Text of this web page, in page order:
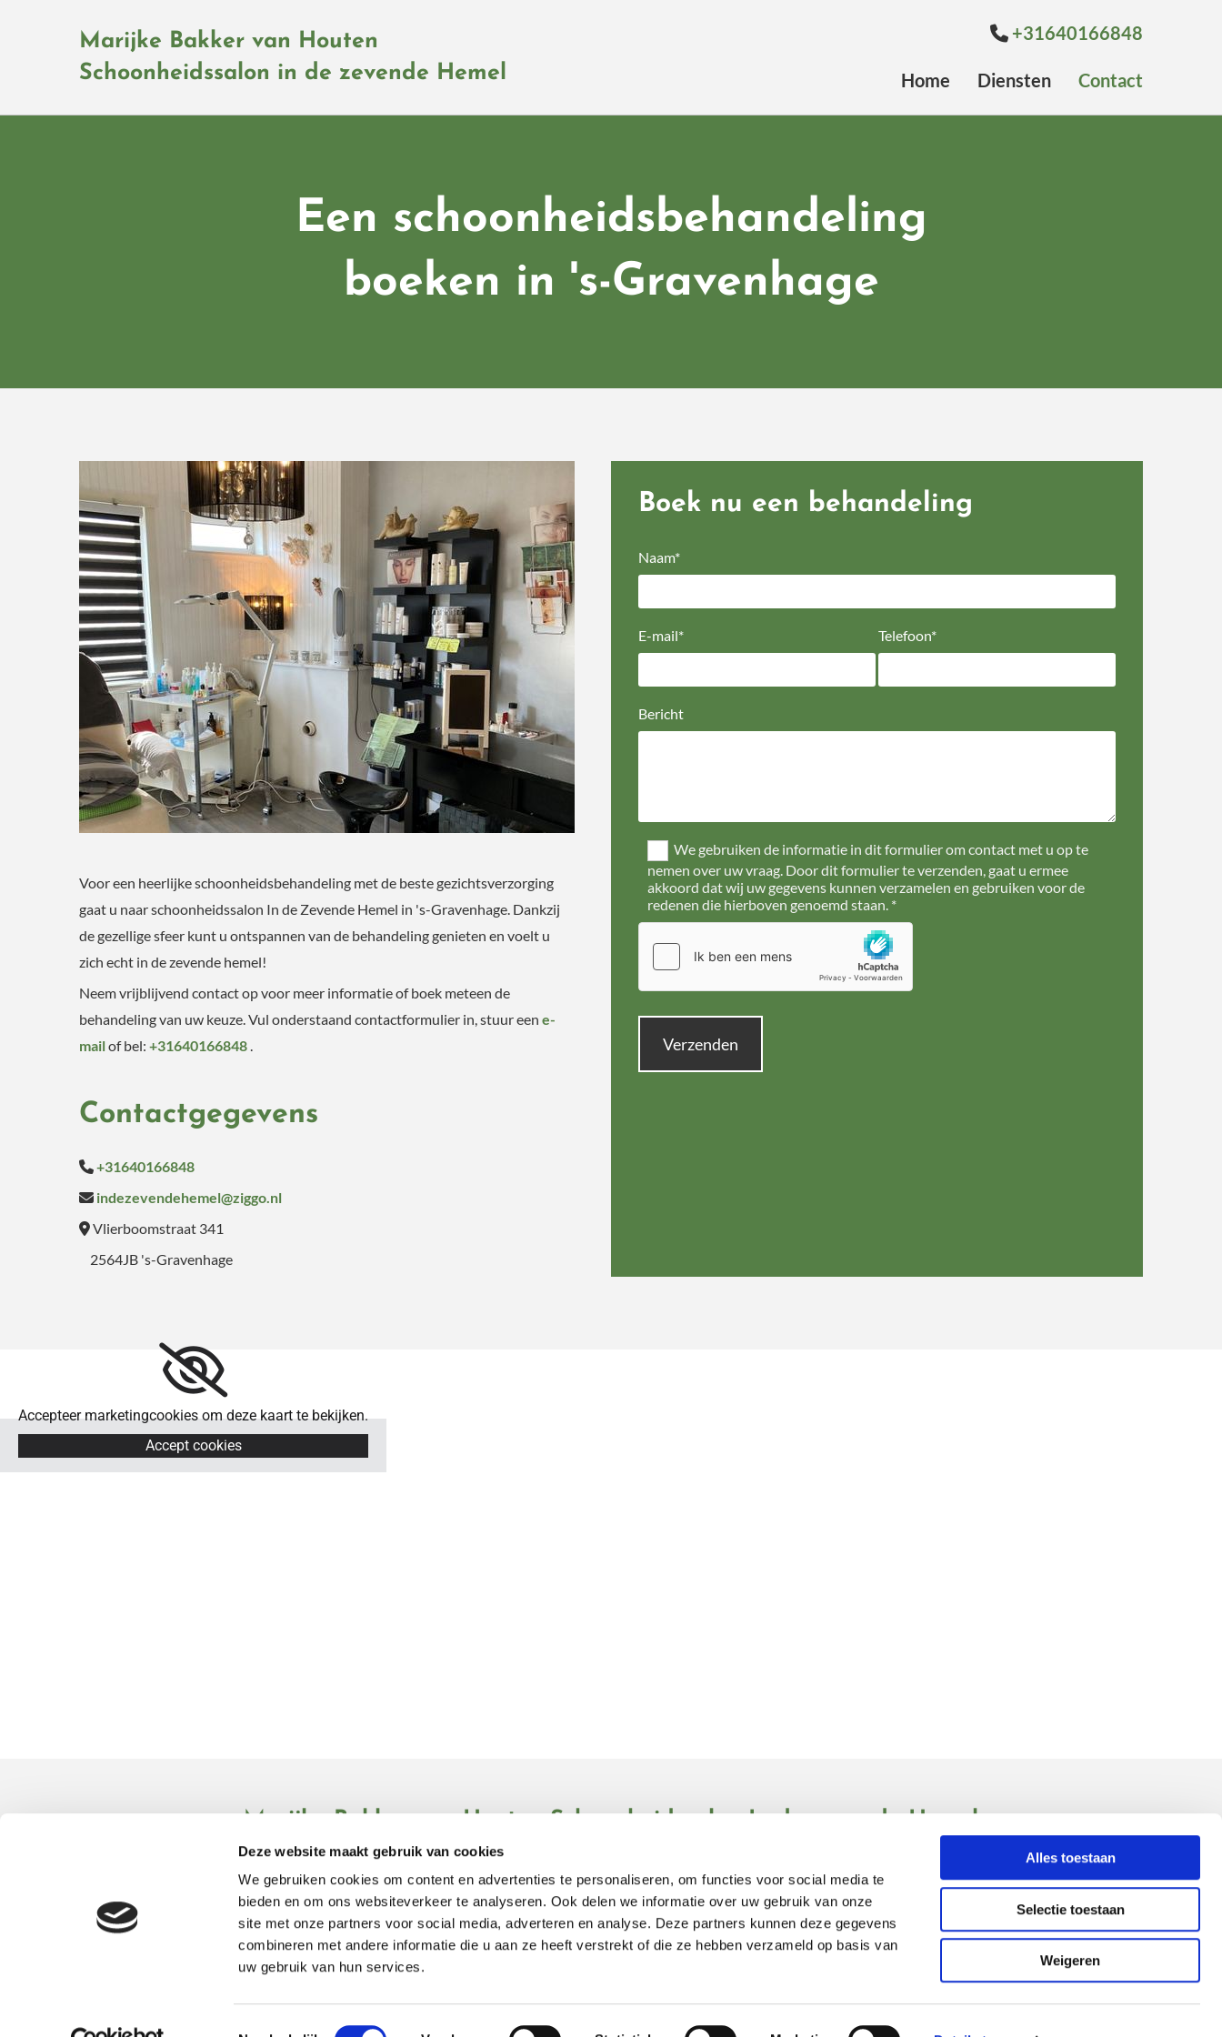
Deze website maakt gebruik van cookies
We gebruiken cookies om content en advertenties te personaliseren, om functies voor social media te
bieden en om ons websiteverkeer te analyseren. Ook delen we informatie over uw gebruik van onze
site met onze partners voor social media, adverteren en analyse. Deze partners kunnen deze gegevens
combineren met andere informatie die u aan ze heeft verstrekt of die ze hebben verzameld op basis van
uw gebruik van hun services.
Toestemmingsselectie
Alles toestaan
Selectie toestaan
Weigeren
Marijke Bakker van Houten
Schoonheidssalon in de zevende Hemel
 +31640166848
Home Diensten Contact
Een schoonheidsbehandeling
boeken in 's-Gravenhage
Voor een heerlijke schoonheidsbehandeling met de beste gezichtsverzorging
gaat u naar schoonheidssalon In de Zevende Hemel in 's-Gravenhage. Dankzij
de gezellige sfeer kunt u ontspannen van de behandeling genieten en voelt u
zich echt in de zevende hemel!
Neem vrijblijvend contact op voor meer informatie of boek meteen de
behandeling van uw keuze. Vul onderstaand contactformulier in, stuur een e-
mailof bel: +31640166848.
Contactgegevens
+31640166848
 indezevendehemel@ziggo.nl
Vlierboomstraat 341
2564JB 's-Gravenhage
Boek nu een behandeling
Naam*
E-mail* Telefoon*
Bericht
We gebruiken de informatie in dit formulier om contact met u op te
nemen over uw vraag. Door dit formulier te verzenden, gaat u ermee
akkoord dat wij uw gegevens kunnen verzamelen en gebruiken voor de
redenen die hierboven genoemd staan. *
Accepteer marketingcookies om deze kaart te bekijken.
Accept cookies
Marijke Bakker van Houten Schoonheidssalon In de zevende Hemel
KvK 27264574
indezevendehemel@ziggo.nl
Privacyverklaring
09:00 - 21:15
Woensdag
09:00 - 13:30
09:00 - 21:15